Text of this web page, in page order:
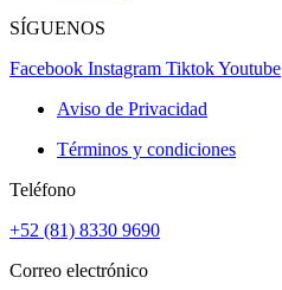
SÍGUENOS
Facebook Instagram TiktokYoutube
Aviso de Privacidad
Términos y condiciones
Teléfono
+52 (81) 8330 9690
Correo electrónico